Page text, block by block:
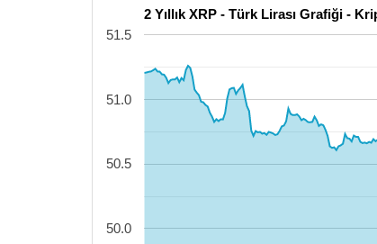
2 Yıllık XRP - Türk Lirası Grafiği -
50.0
50.5
51.0
51.5